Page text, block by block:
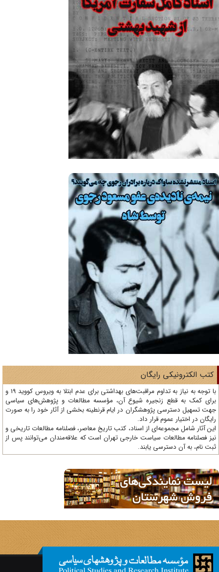
الکترونیکی رایگان
با توجه به نیاز به تداوم مراقبت‌های بهداشتی برای عدم ابتلا به ویروس کووید 19 و
کمک به قطع زنجیره شیوع آن، مؤسسه مطالعات و پژوهش‌های سیاسی
تسهیل دسترسی پژوهشگران در ایام قرنطینه بخشی از آثار خود را به صورت
در اختیار عموم قرار داد.
آثار شامل مجموعه‌ای از اسناد، کتب تاریخ معاصر، فصلنامه‌ مطالعات تاریخی و
فصلنامه مطالعات سیاست خارجی تهران است که علاقه‌مندان می‌توانند پس از
نام، به آن دسترسی یابند.